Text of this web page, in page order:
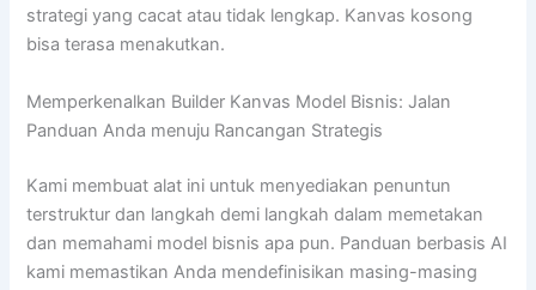
strategi yang cacat atau tidak lengkap. Kanvas kosong
bisa terasa menakutkan.
Memperkenalkan Builder Kanvas Model Bisnis: Jalan
Panduan Anda menuju Rancangan Strategis
Kami membuat alat ini untuk menyediakan penuntun
terstruktur dan langkah demi langkah dalam memetakan
dan memahami model bisnis apa pun. Panduan berbasis AI
kami memastikan Anda mendefinisikan masing-masing